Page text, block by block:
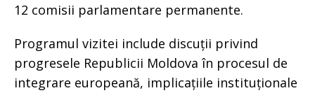
12 comisii parlamentare permanente.
Programul vizitei include discuții privind
progresele Republicii Moldova în procesul de
integrare europeană, implicațiile instituționale